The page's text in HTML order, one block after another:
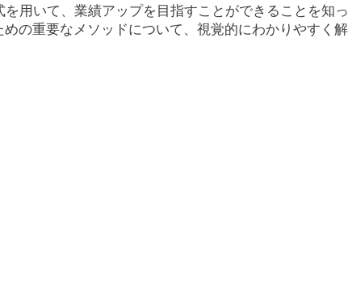
用いて、業績アップを目指すことができることを知
の重要なメソッドについて、視覚的にわかりやすく解